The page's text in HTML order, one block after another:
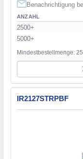
Benachrichtigung
ANZAHL
2500+
5000+
Mindestbestellmenge:
IR2127STRPBF